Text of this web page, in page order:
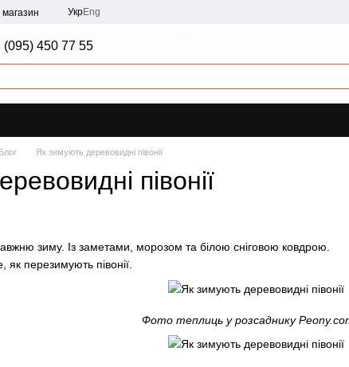
магазин УкрEng
(095) 450 77 55
Блог Як зимують деревовидні півонії
півонії
зиму. Із заметами, морозом та білою сніговою ковдрою.
перезимують півонії.
Фото теплиць у розсаднику